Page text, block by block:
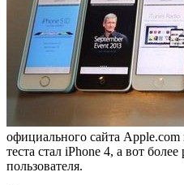
официального сайта
теста стал iPhone 4, а вот
пользователя.